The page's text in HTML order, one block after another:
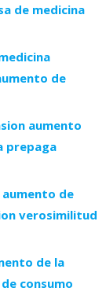
de medicina
de
aumento
prepaga
de
verosimilitud
de la
consumo